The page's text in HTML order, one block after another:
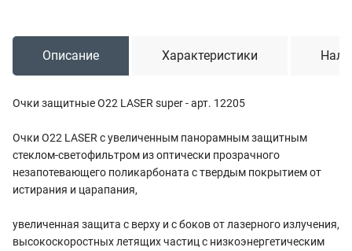
Описание Характеристики
Очки защитные О22 LASER super - арт. 12205
Очки О22 LASER с увеличенным панорамным защитным
стеклом-светофильтром из оптически прозрачного
незапотевающего поликарбоната с твердым покрытием от
истирания и царапания,
увеличенная защита с верху и с боков от лазерного излучения,
высокоскоростных летящих частиц с низкоэнергетическим